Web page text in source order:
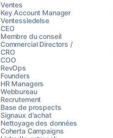
Ventes
Key Account Manager
Ventessledelse
CEO
Membre du conseil
Commercial Directors /
CRO
COO
RevOps
Founders
HR Managers
Webbureau
Recrutement
Base de prospects
Signaux d'achat
Nettoyage des données
Coherta Campaigns